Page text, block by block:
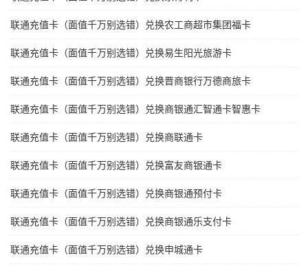
联通充值卡（面值千万别选错）兑换农工商超市集团福卡
联通充值卡（面值千万别选错）兑换易生阳光旅游卡
联通充值卡（面值千万别选错）兑换晋商银行万德商旅卡
联通充值卡（面值千万别选错）兑换商银通汇智通卡智惠卡
联通充值卡（面值千万别选错）兑换商联通卡
联通充值卡（面值千万别选错）兑换富友商银通卡
联通充值卡（面值千万别选错）兑换商银通预付卡
联通充值卡（面值千万别选错）兑换商银通乐支付卡
联通充值卡（面值千万别选错）兑换申城通卡